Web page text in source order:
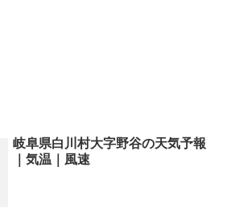
岐阜県白川村大字野谷の天気予報
｜気温｜風速